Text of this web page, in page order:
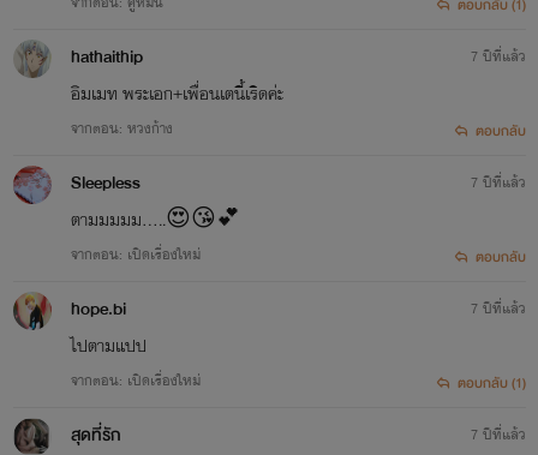
hathaithip
อิมเมท พระเอก+เพื่อนเตนี้เริดค่ะ
จากตอน: หวงก้าง
7 ปีที่แล้ว
ตอบกลับ
Sleepless
ตามมมมม.....😍😘💕
จากตอน: เปิดเรื่องใหม่
7 ปีที่แล้ว
ตอบกลับ
hope.bi
ไปตามแปป
จากตอน: เปิดเรื่องใหม่
7 ปีที่แล้ว
ตอบกลับ (1)
สุดที่รัก 7 ปีที่แล้ว